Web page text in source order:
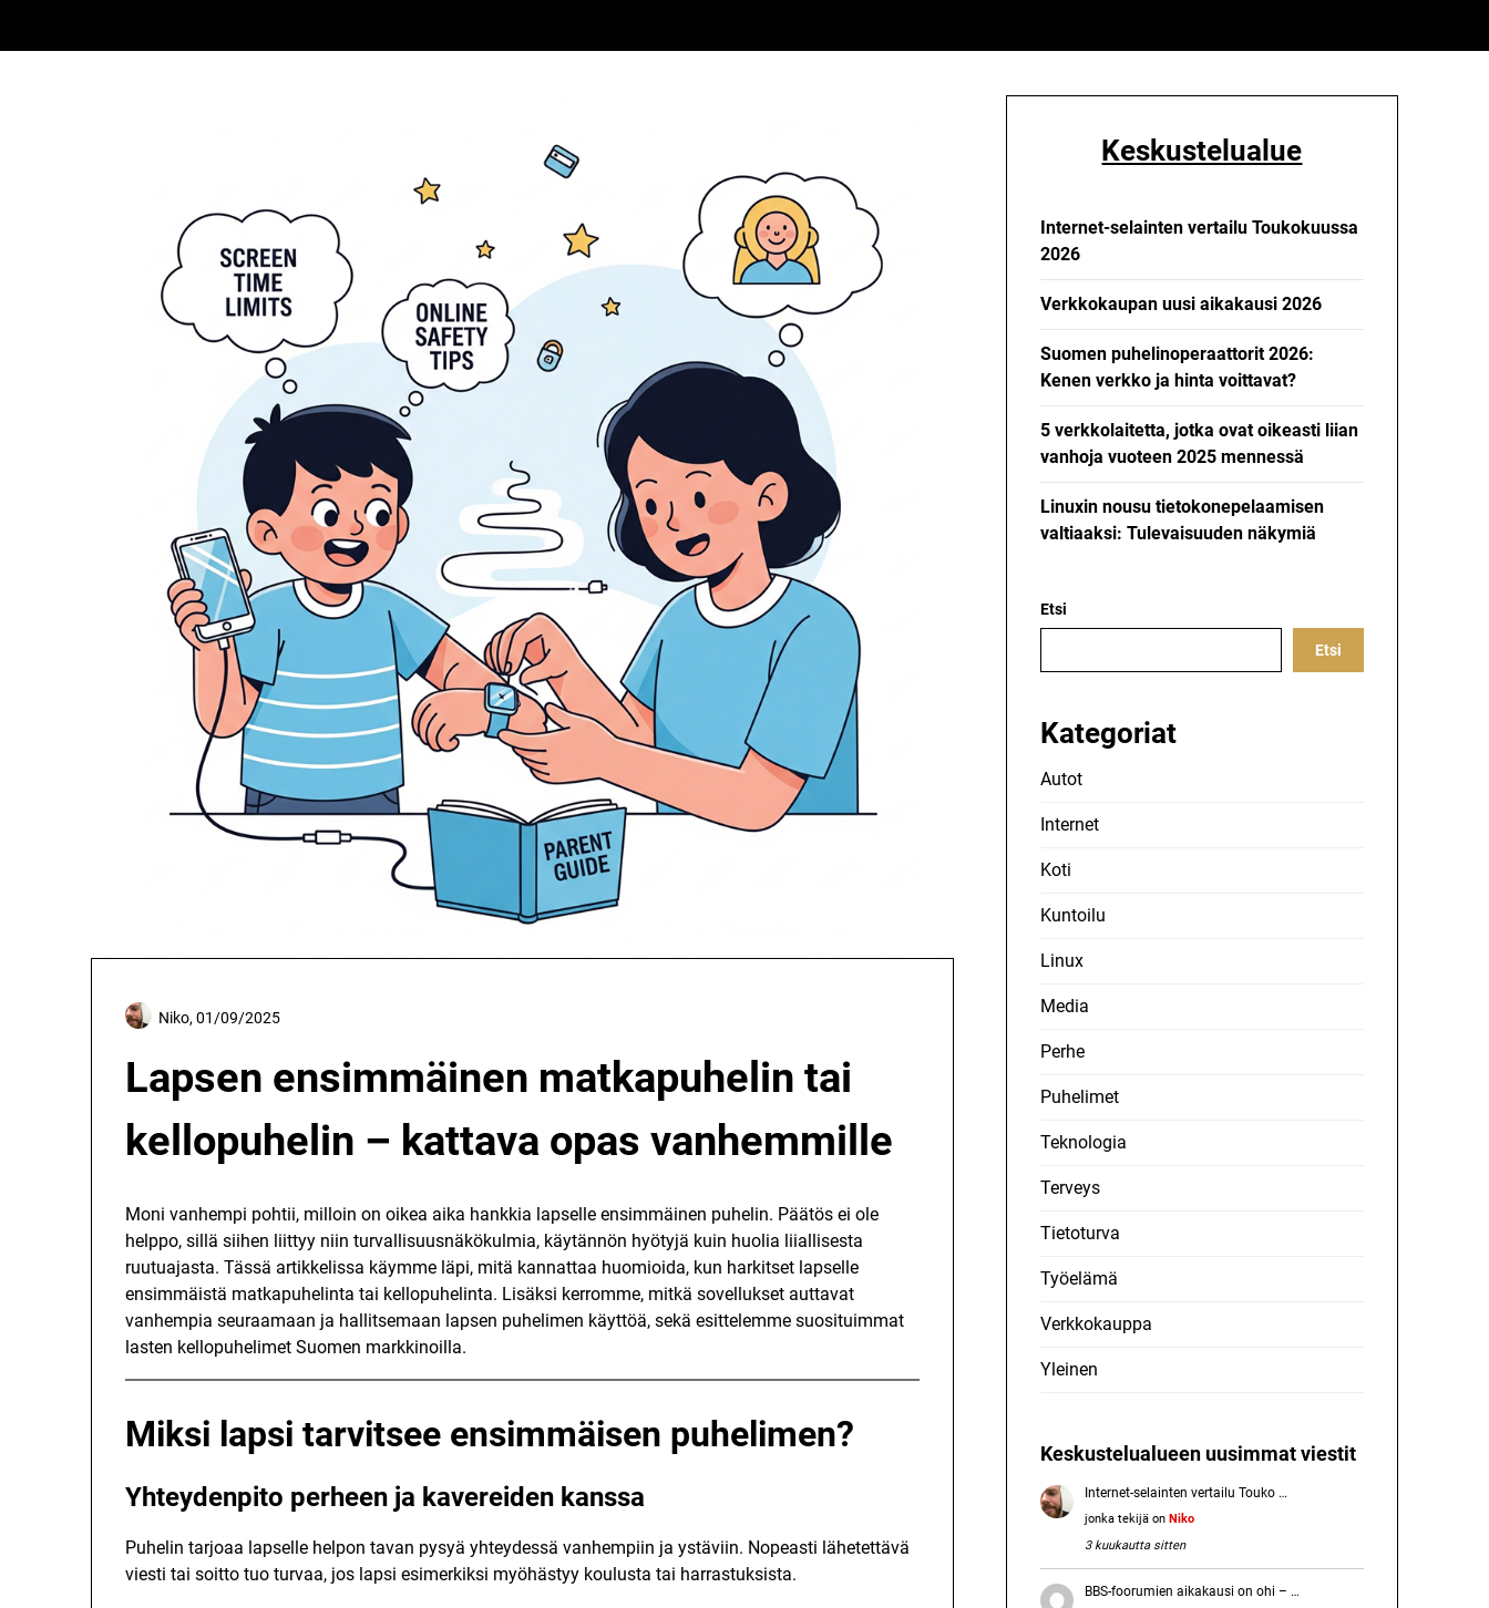
Lapsen ensimmäinen matkapuhelin tai
kellopuhelin – kattava opas vanhemmille
Niko,01/09/2025
Moni vanhempi pohtii, milloin on oikea aika hankkia lapselle ensimmäinen puhelin. Päätös ei ole
helppo, sillä siihen liittyy niin turvallisuusnäkökulmia, käytännön hyötyjä kuin huolia liiallisesta
ruutuajasta. Tässä artikkelissa käymme läpi, mitä kannattaa huomioida, kun harkitset lapselle
ensimmäistä matkapuhelinta tai kellopuhelinta. Lisäksi kerromme, mitkä sovellukset auttavat
vanhempia seuraamaan ja hallitsemaan lapsen puhelimen käyttöä, sekä esittelemme suosituimmat
lasten kellopuhelimet Suomen markkinoilla.
Miksi lapsi tarvitsee ensimmäisen puhelimen?
Yhteydenpito perheen ja kavereiden kanssa
Puhelin tarjoaa lapselle helpon tavan pysyä yhteydessä vanhempiin ja ystäviin. Nopeasti lähetettävä
viesti tai soitto tuo turvaa, jos lapsi esimerkiksi myöhästyy koulusta tai harrastuksista.
Keskustelualue
Internet-selainten vertailu Toukokuussa
2026
Verkkokaupan uusi aikakausi 2026
Suomen puhelinoperaattorit 2026:
Kenen verkko ja hinta voittavat?
5 verkkolaitetta, jotka ovat oikeasti liian
vanhoja vuoteen 2025 mennessä
Linuxin nousu tietokonepelaamisen
valtiaaksi: Tulevaisuuden näkymiä
Etsi
Etsi
Kategoriat
Autot
Internet
Koti
Kuntoilu
Linux
Media
Perhe
Puhelimet
Teknologia
Terveys
Tietoturva
Työelämä
Verkkokauppa
Yleinen
Keskustelualueen uusimmat viestit
Internet-selainten vertailu Touko …
jonka tekijä on Niko
3 kuukautta sitten
BBS-foorumien aikakausi on ohi – …